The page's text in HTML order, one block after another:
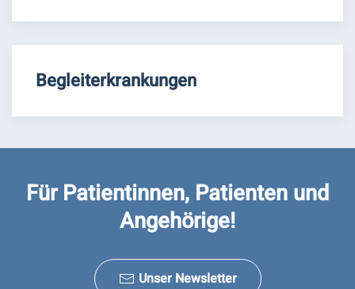
Begleiterkrankungen
Für Patientinnen, Patienten und
Angehörige!
Unser Newsletter